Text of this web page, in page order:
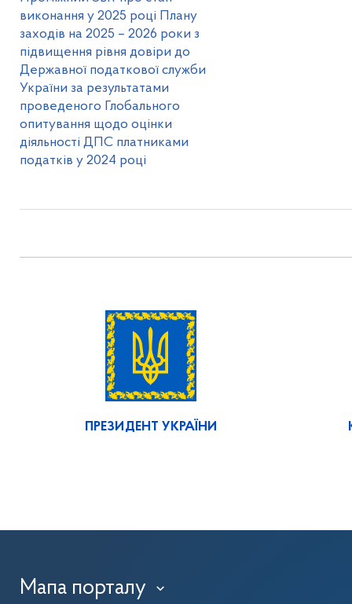
виконання у 2025 році Плану
заходів на 2025 – 2026 роки з
підвищення рівня довіри до
Державної податкової служби
України за результатами
проведеного Глобального
опитування щодо оцінки
діяльності ДПС платниками
податків у 2024 році
ПРЕЗИДЕНТ УКРАЇНИ
Мапа порталу ›